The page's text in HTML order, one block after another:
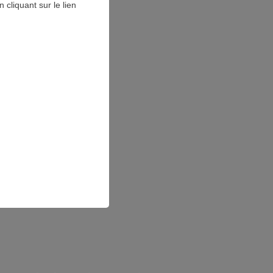
offre de
cliquant sur le lien